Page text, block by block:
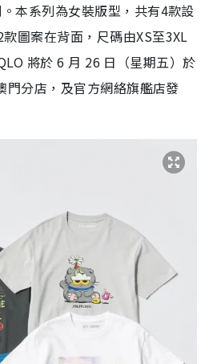
本系列為女裝版型，共有4款設
圖案在背面，尺碼由XS至3XL
將於 6 月 26 日（星期五）於
門分店，及官方網絡旗艦店發